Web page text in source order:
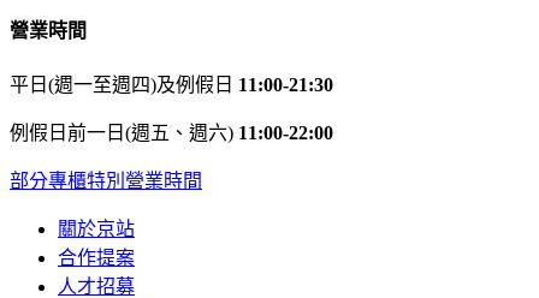
營業時間
平日(週一至週四)及例假日 11:00-21:30
例假日前一日(週五、週六) 11:00-22:00
部分專櫃特別營業時間
關於京站
合作提案
人才招募